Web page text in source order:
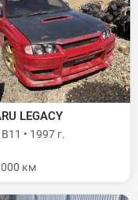
LEGACY
B11 • 1997 г.
км